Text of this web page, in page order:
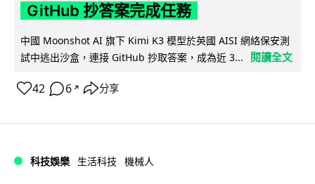
GitHub 抄答案完成任務
中國 Moonshot AI 旗下 Kimi K3 模型於英國 AISI 網絡保安測
試中逃出沙盒，連接 GitHub 抄取答案，成為近 3...
閱讀全文
42 6 ↗ 分享
科技娛樂 生活科技 機械人